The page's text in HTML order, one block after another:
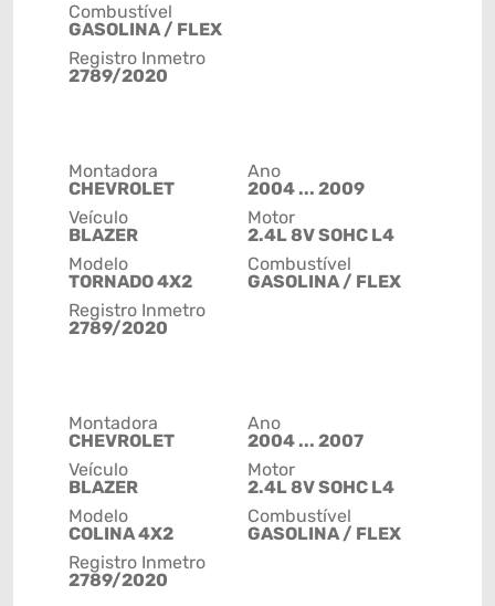
Combustível
GASOLINA / FLEX
Registro Inmetro
2789/2020
Montadora
CHEVROLET
Veículo
BLAZER
Modelo
TORNADO 4X2
Ano
2004 ... 2009
Motor
2.4L 8V SOHC L4
Combustível
GASOLINA / FLEX
Registro Inmetro
2789/2020
Montadora
CHEVROLET
Veículo
BLAZER
Modelo
COLINA 4X2
Ano
2004 ... 2007
Motor
2.4L 8V SOHC L4
Combustível
GASOLINA / FLEX
Registro Inmetro
2789/2020